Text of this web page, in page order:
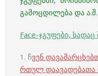
გამოცდილება და ა.შ.
Face-ჯგუფები, სადაც
1. ჩვენ
რთულ დაავადებათა